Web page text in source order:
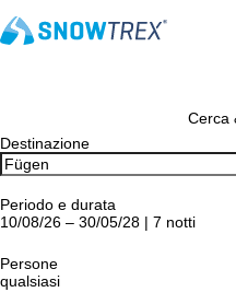
Cerca
Destinazione
Periodo e durata
10/08/26 – 30/05/28 | 7 notti
Persone
qualsiasi